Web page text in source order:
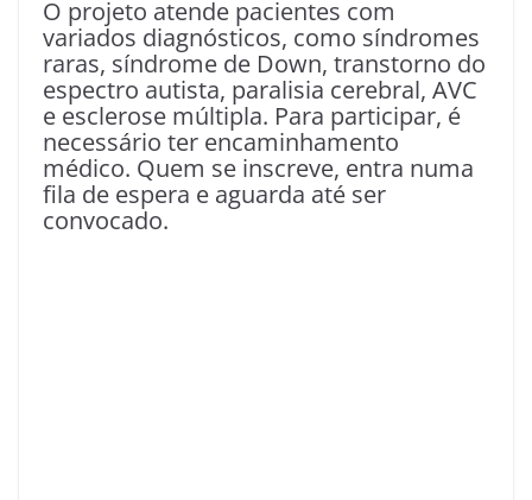
O projeto atende pacientes com
variados diagnósticos, como síndromes
raras, síndrome de Down, transtorno do
espectro autista, paralisia cerebral, AVC
e esclerose múltipla. Para participar, é
necessário ter encaminhamento
médico. Quem se inscreve, entra numa
fila de espera e aguarda até ser
convocado.